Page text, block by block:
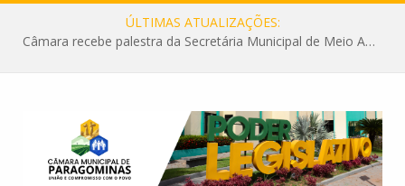
ÚLTIMAS ATUALIZAÇÕES:
Câmara recebe palestra da Secretária Municipal de Meio Ambiente sobre as ações da “SEMANA DO MEIO AMBIENTE”